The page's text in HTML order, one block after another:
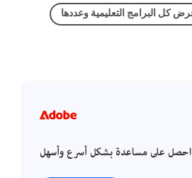
احصل على مساعدة بشكل أسرع وأسهل